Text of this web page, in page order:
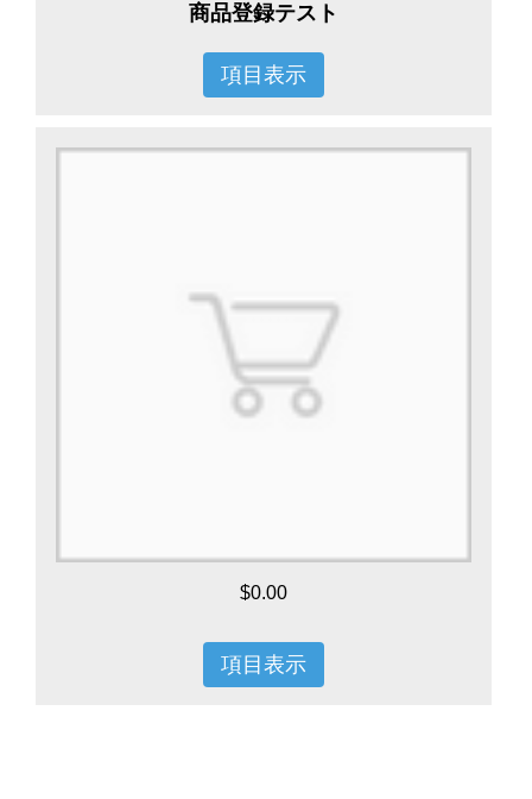
商品登録テスト
項目表示
$0.00
項目表示